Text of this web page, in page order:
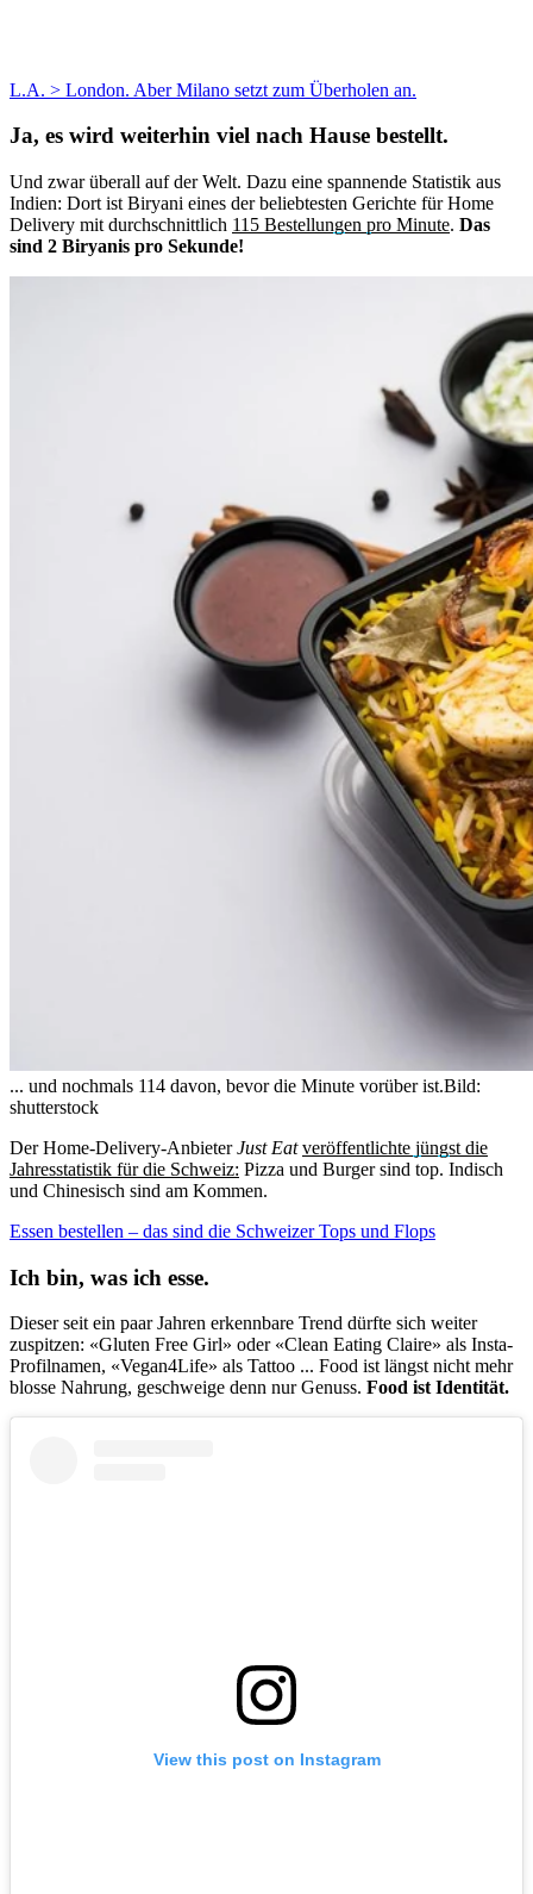
L.A. > London. Aber Milano setzt zum Überholen an.
Ja, es wird weiterhin viel nach Hause bestellt.
Und zwar überall auf der Welt. Dazu eine spannende Statistik aus
Indien: Dort ist Biryani eines der beliebtesten Gerichte für Home
Delivery mit durchschnittlich 115 Bestellungen pro Minute. Das
sind 2 Biryanis pro Sekunde!
... und nochmals 114 davon, bevor die Minute vorüber ist.Bild:
shutterstock
Der Home-Delivery-AnbieterJust Eatveröffentlichte jüngst die
Jahresstatistik für die Schweiz: Pizza und Burger sind top. Indisch
und Chinesisch sind am Kommen.
Essen bestellen – das sind die Schweizer Tops und Flops
Ich bin, was ich esse.
Dieser seit ein paar Jahren erkennbare Trend dürfte sich weiter
zuspitzen: «Gluten Free Girl» oder «Clean Eating Claire» als Insta-
Profilnamen, «Vegan4Life» als Tattoo ... Food ist längst nicht mehr
blosse Nahrung, geschweige denn nur Genuss. Food ist Identität.
View this post on Instagram